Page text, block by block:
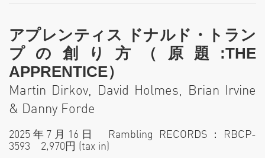
アプレンティス ドナルド・トラン
プの創り⽅（原題:THE
APPRENTICE）
Martin Dirkov, David Holmes, Brian Irvine
& Danny Forde
2025年7⽉16⽇ Rambling RECORDS：RBCP-
3593 2,970円 (tax in)